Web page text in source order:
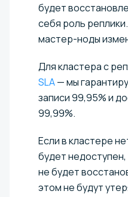
будет
себя роль
мастер-ноды
Для кластера с
SLA— мы
записи 99,95% и
99,99%.
Если в кластере
будет
не будет
этом не будут